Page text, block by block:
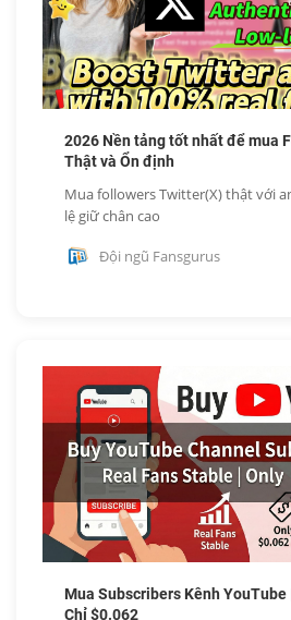
2026 Nền tảng tốt nhất để mua
Thật và Ổn định
Mua followers Twitter(X) thật với
lệ giữ chân cao
Đội ngũ Fansgurus
Mua Subscribers Kênh YouTube
Chỉ $0.062